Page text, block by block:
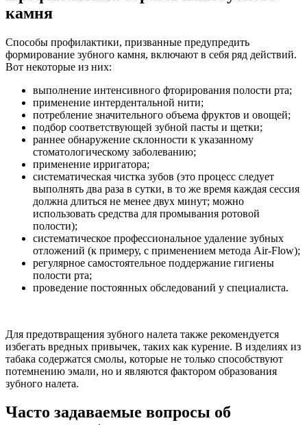
камня
Способы профилактики, призванные предупредить
формирование зубного камня, включают в себя ряд действий.
Вот некоторые из них:
выполнение интенсивного фторирования полости рта;
применение интердентальной нити;
потребление значительного объема фруктов и овощей;
подбор соответствующей зубной пасты и щетки;
раннее обнаружение склонности к указанному
стоматологическому заболеванию;
применение ирригатора;
систематическая чистка зубов (это процесс следует
выполнять два раза в сутки, в то же время каждая сессия
должна длиться не менее двух минут; можно
использовать средства для промывания ротовой
полости);
систематическое профессиональное удаление зубных
отложений (к примеру, с применением метода Air-Flow);
регулярное самостоятельное поддержание гигиены
полости рта;
проведение постоянных обследований у специалиста.
Для предотвращения зубного налета также рекомендуется
избегать вредных привычек, таких как курение. В изделиях из
табака содержатся смолы, которые не только способствуют
потемнению эмали, но и являются фактором образования
зубного налета.
Часто задаваемые вопросы об